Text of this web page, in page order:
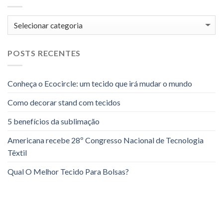
Categorias
POSTS RECENTES
Conheça o Ecocircle: um tecido que irá mudar o mundo
Como decorar stand com tecidos
5 benefícios da sublimação
Americana recebe 28º Congresso Nacional de Tecnologia
Têxtil
Qual O Melhor Tecido Para Bolsas?